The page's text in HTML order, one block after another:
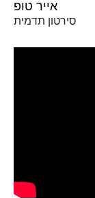
אייר טופ
סירטון תדמית